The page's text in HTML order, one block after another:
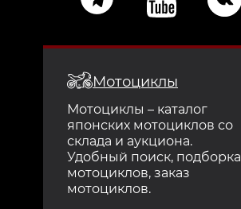
Мотоциклы
Мотоциклы – каталог
японских мотоциклов со
склада и аукциона.
Удобный поиск, подборка
мотоциклов, заказ
мотоциклов.